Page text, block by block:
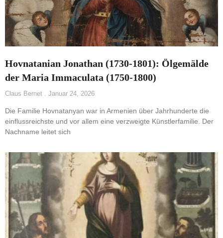
Hovnatanian Jonathan (1730-1801): Ölgemälde
der Maria Immaculata (1750-1800)
Claus Bernet Januar 24, 2026
Die Familie Hovnatanyan war in Armenien über Jahrhunderte die
einflussreichste und vor allem eine verzweigte Künstlerfamilie. Der
Nachname leitet sich